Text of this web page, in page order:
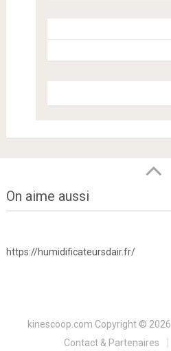
On aime aussi
https://humidificateursdair.fr/
kinescoop.com Copyright © 2026.
Contact & Partenaires